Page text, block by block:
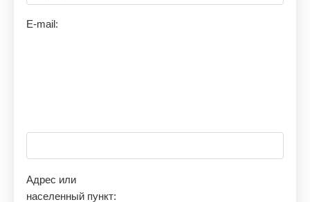
E-mail:
Адрес или
населенный пункт: